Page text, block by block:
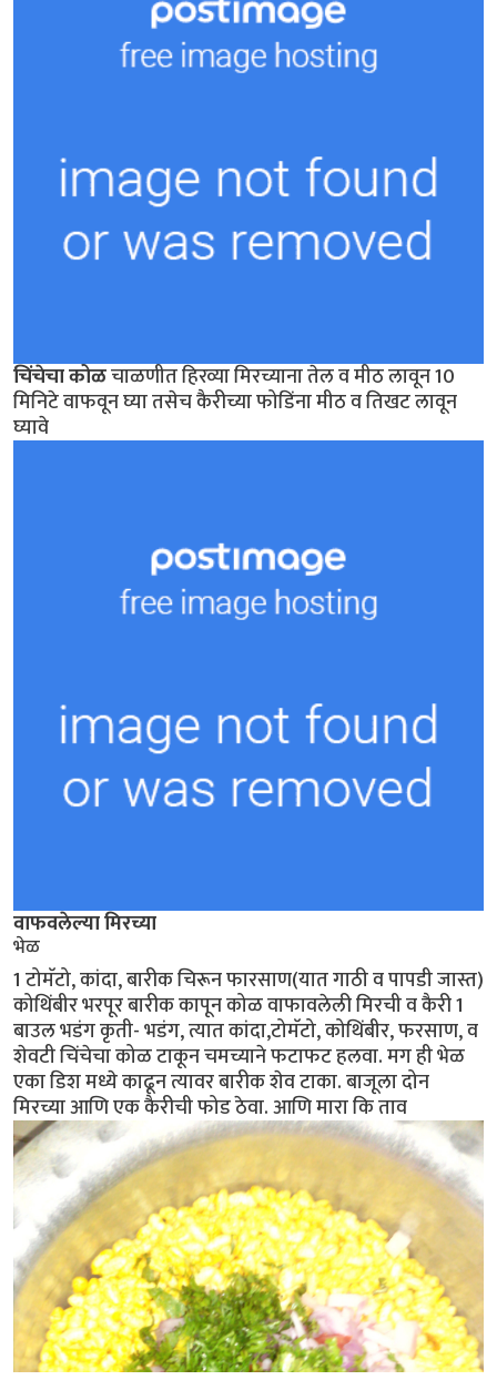
चिंचेचा कोळचाळणीत हिरव्या मिरच्याना तेल व मीठ लावून 10
मिनिटे वाफवून घ्या तसेच कैरीच्या फोडिंना मीठ व तिखट लावून
घ्यावे
वाफवलेल्या मिरच्या
भेळ
1 टोमॅटो, कांदा, बारीक चिरून फारसाण(यात गाठी व पापडी जास्त)
कोथिंबीर भरपूर बारीक कापून कोळ वाफावलेली मिरची व कैरी 1
बाउल भडंग कृती- भडंग, त्यात कांदा,टोमॅटो, कोथिंबीर, फरसाण, व
शेवटी चिंचेचा कोळ टाकून चमच्याने फटाफट हलवा. मग ही भेळ
एका डिश मध्ये काढून त्यावर बारीक शेव टाका. बाजूला दोन
मिरच्या आणि एक कैरीची फोड ठेवा. आणि मारा कि ताव